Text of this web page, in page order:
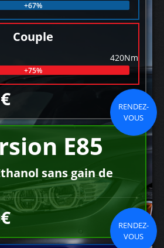
+67%
Couple
420Nm
+75%
RENDEZ-
VOUS
E85
sans gain de
RENDEZ-
VOUS